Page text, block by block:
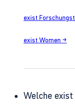
exist
exist Women →
Welche